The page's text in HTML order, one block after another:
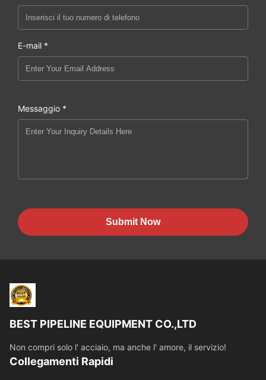
E-mail *
Messaggio *
Submit Now
BEST PIPELINE EQUIPMENT CO.,LTD
Non compri solo l' acciaio, ma anche l' amore, il servizio!
Collegamenti Rapidi